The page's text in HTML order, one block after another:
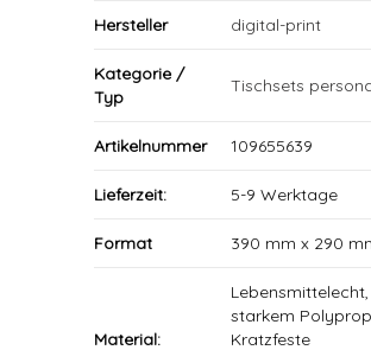
Hersteller digital-print
Kategorie /
Typ
Tischsets
Artikelnummer 109655639
Lieferzeit: 5-9 Werktage
Format 390 mm x 290
Material:
starkem
Kratzfeste